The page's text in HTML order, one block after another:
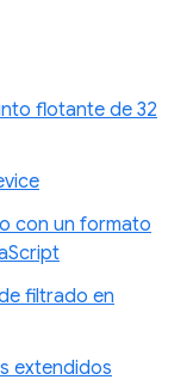
flotante de 32
con un formato
filtrado en
extendidos